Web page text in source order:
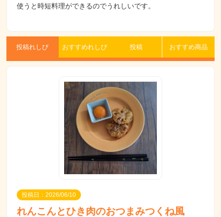
使うと時短料理ができるのでうれしいです。
投稿れしぴ おすすめれしぴ 投稿 おすすめ商品
投稿日：2026/06/10
れんこんとひき肉のおつまみつくね風